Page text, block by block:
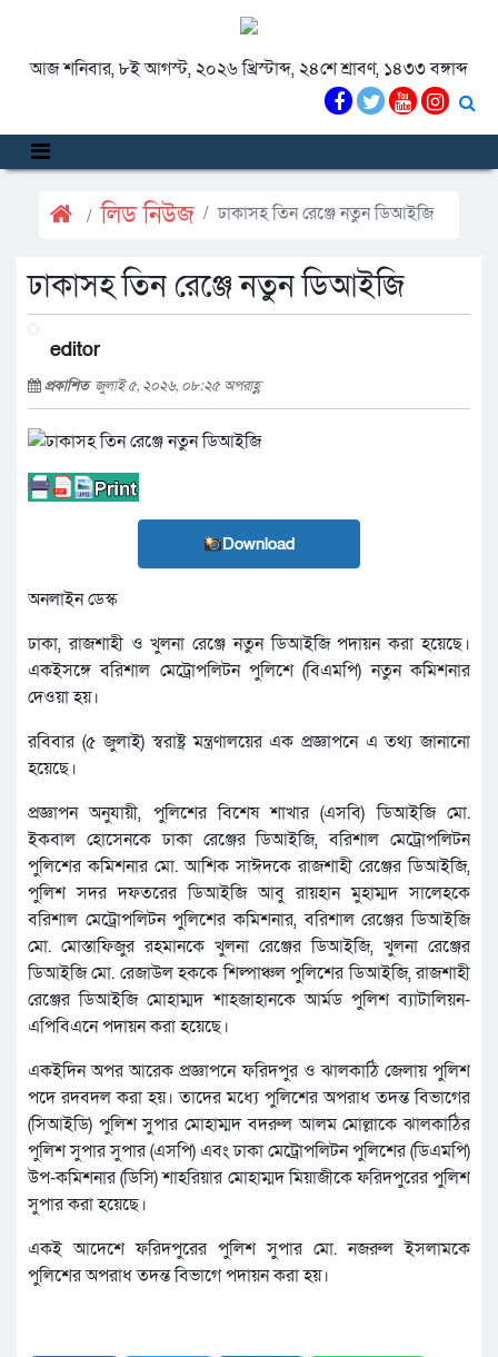
আজ শনিবার, ৮ই আগস্ট, ২০২৬ খ্রিস্টাব্দ, ২৪শে শ্রাবণ, ১৪৩৩ বঙ্গাব্দ
লিড নিউজ ঢাকাসহ তিন রেঞ্জে নতুন ডিআইজি
ঢাকাসহ তিন রেঞ্জে নতুন ডিআইজি
editor
প্রকাশিত জুলাই ৫, ২০২৬, ০৮:২৫ অপরাহ্ণ
Download
অনলাইন ডেস্ক
ঢাকা, রাজশাহী ও খুলনা রেঞ্জে নতুন ডিআইজি পদায়ন করা হয়েছে।
একইসঙ্গে বরিশাল মেট্রোপলিটন পুলিশে (বিএমপি) নতুন কমিশনার
দেওয়া হয়।
রবিবার (৫ জুলাই) স্বরাষ্ট্র মন্ত্রণালয়ের এক প্রজ্ঞাপনে এ তথ্য জানানো
হয়েছে।
প্রজ্ঞাপন অনুযায়ী, পুলিশের বিশেষ শাখার (এসবি) ডিআইজি মো.
ইকবাল হোসেনকে ঢাকা রেঞ্জের ডিআইজি, বরিশাল মেট্রোপলিটন
পুলিশের কমিশনার মো. আশিক সাঈদকে রাজশাহী রেঞ্জের ডিআইজি,
পুলিশ সদর দফতরের ডিআইজি আবু রায়হান মুহাম্মদ সালেহকে
বরিশাল মেট্রোপলিটন পুলিশের কমিশনার, বরিশাল রেঞ্জের ডিআইজি
মো. মোস্তাফিজুর রহমানকে খুলনা রেঞ্জের ডিআইজি, খুলনা রেঞ্জের
ডিআইজি মো. রেজাউল হককে শিল্পাঞ্চল পুলিশের ডিআইজি, রাজশাহী
রেঞ্জের ডিআইজি মোহাম্মদ শাহজাহানকে আর্মড পুলিশ ব্যাটালিয়ন-
এপিবিএনে পদায়ন করা হয়েছে।
একইদিন অপর আরেক প্রজ্ঞাপনে ফরিদপুর ও ঝালকাঠি জেলায় পুলিশ
পদে রদবদল করা হয়। তাদের মধ্যে পুলিশের অপরাধ তদন্ত বিভাগের
(সিআইডি) পুলিশ সুপার মোহাম্মদ বদরুল আলম মোল্লাকে ঝালকাঠির
পুলিশ সুপার সুপার (এসপি) এবং ঢাকা মেট্রোপলিটন পুলিশের (ডিএমপি)
উপ-কমিশনার (ডিসি) শাহরিয়ার মোহাম্মদ মিয়াজীকে ফরিদপুরের পুলিশ
‍সুপার করা হয়েছে।
একই আদেশে ফরিদপুরের পুলিশ সুপার মো. নজরুল ইসলামকে
পুলিশের অপরাধ তদন্ত বিভাগে পদায়ন করা হয়।